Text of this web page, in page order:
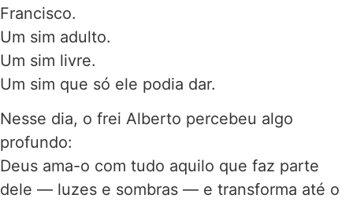
Francisco.
Um sim adulto.
Um sim livre.
Um sim que só ele podia dar.
Nesse dia, o frei Alberto percebeu algo
profundo:
Deus ama-o com tudo aquilo que faz parte
dele — luzes e sombras — e transforma até o